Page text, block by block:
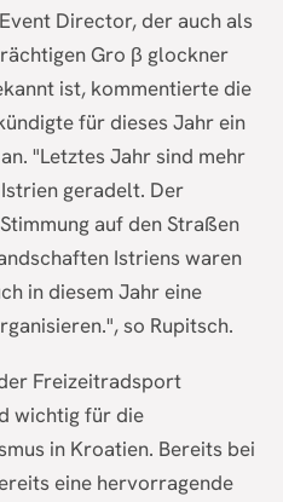
Director, der auch als
Gro β glockner
ist, kommentierte die
für dieses Jahr ein
"Letztes Jahr sind mehr
geradelt. Der
auf den Straßen
Istriens waren
in diesem Jahr eine
so Rupitsch.
Freizeitradsport
wichtig für die
in Kroatien. Bereits bei
eine hervorragende